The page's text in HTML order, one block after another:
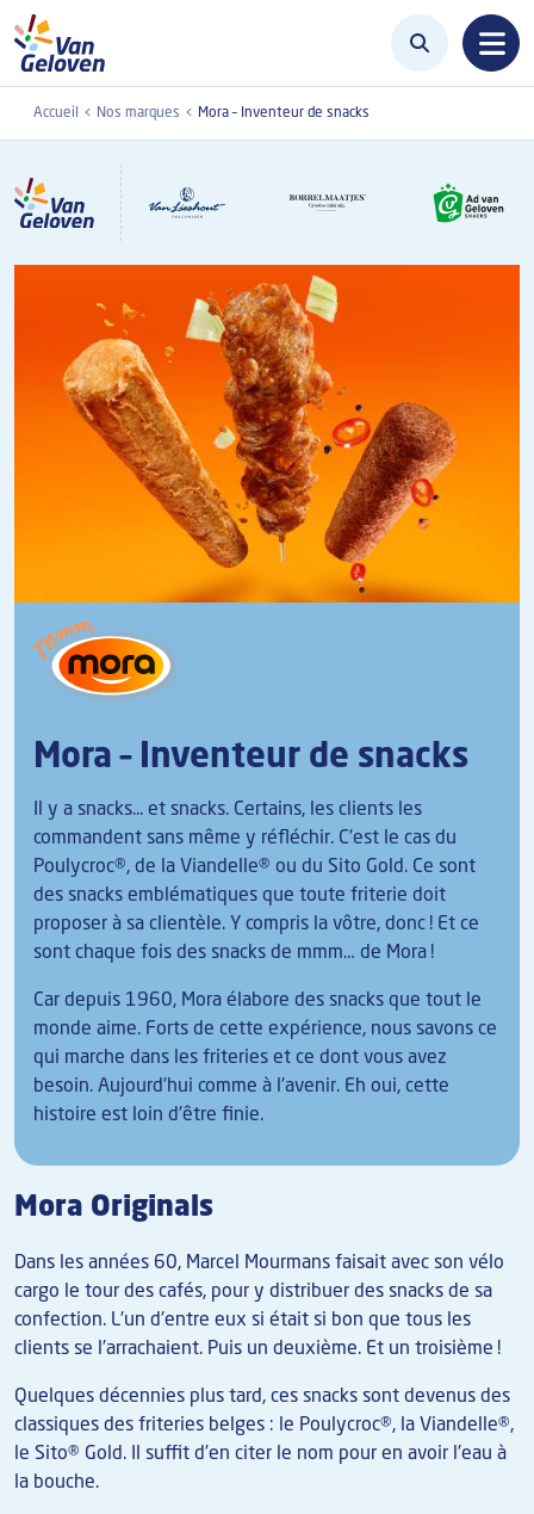
Aller au contenu principal
Accueil Nos marques Mora – Inventeur de snacks
Mora – Inventeur de snacks
Il y a snacks... et snacks. Certains, les clients les
commandent sans même y réfléchir. C'est le cas du
Poulycroc®, de la Viandelle® ou du Sito Gold. Ce sont
des snacks emblématiques que toute friterie doit
proposer à sa clientèle. Y compris la vôtre, donc ! Et ce
sont chaque fois des snacks de mmm… de Mora !
Car depuis 1960, Mora élabore des snacks que tout le
monde aime. Forts de cette expérience, nous savons ce
qui marche dans les friteries et ce dont vous avez
besoin. Aujourd'hui comme à l'avenir. Eh oui, cette
histoire est loin d'être finie.
Mora Originals
Dans les années 60, Marcel Mourmans faisait avec son vélo
cargo le tour des cafés, pour y distribuer des snacks de sa
confection. L'un d'entre eux si était si bon que tous les
clients se l'arrachaient. Puis un deuxième. Et un troisième !
Quelques décennies plus tard, ces snacks sont devenus des
classiques des friteries belges : le Poulycroc®, la Viandelle®,
le Sito® Gold. Il suffit d’en citer le nom pour en avoir l'eau à
la bouche.